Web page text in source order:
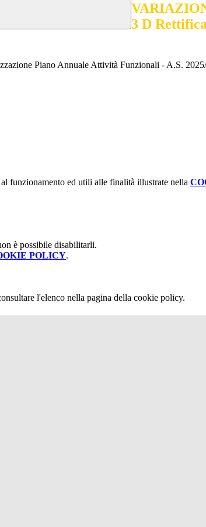
3 D
Piano Annuale Attività Funzionali - A.S.
funzionamento ed utili alle finalità illustrate nella
è possibile disabilitarli.
POLICY.
l'elenco nella pagina della cookie policy.